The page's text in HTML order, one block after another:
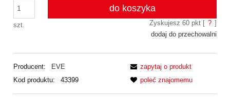
szt.
do koszyka
Zyskujesz 60pkt [ ? ]
dodaj do przechowalni
Producent:
EVE
Kod produktu:
43399
zapytaj o produkt
poleć znajomemu